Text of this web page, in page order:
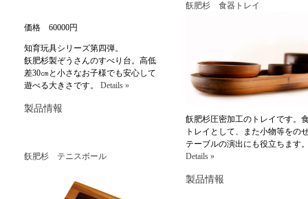
価格 60000円
知育玩具シリーズ第四弾。
飫肥杉製ぞうさんのすべり台。高低
差30㎝と小さなお子様でも安心して
遊べる大きさです。 Details »
製品情報
飫肥杉 食器トレイ
飫肥杉圧密加工のトレイです。
トレイとして、また小物等をの
テーブルの演出にも役立ちます
Details »
製品情報
飫肥杉 テニスボール